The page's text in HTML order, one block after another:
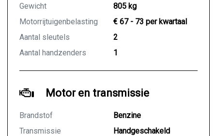
Gewicht
805 kg
Motorrijtuigenbelasting
€ 67 - 73 per kwartaal
Aantal sleutels
2
Aantal handzenders
1
Motor en transmissie
Brandstof
Benzine
Transmissie
Handgeschakeld